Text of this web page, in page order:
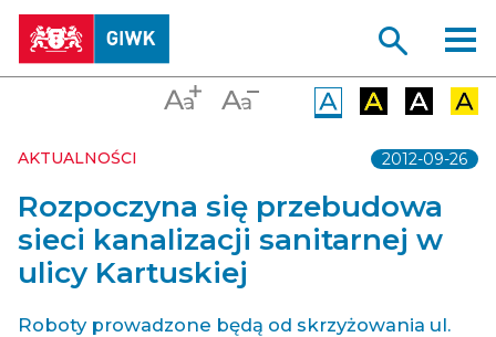
2012-09-26
AKTUALNOŚCI
Rozpoczyna się przebudowa
sieci kanalizacji sanitarnej w
ulicy Kartuskiej
Roboty prowadzone będą od skrzyżowania ul.